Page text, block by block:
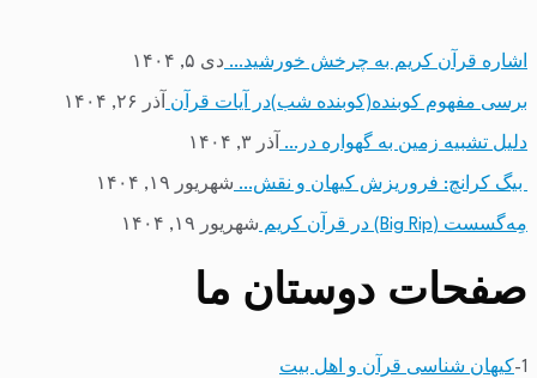
اشاره قرآن کریم به چرخش خورشید… دی ۵, ۱۴۰۴
برسی مفهوم کوبنده(کوبنده شب)در آیات قرآن آذر ۲۶, ۱۴۰۴
دلیل تشبیه زمین به گهواره در… آذر ۳, ۱۴۰۴
بیگ کرانچ: فروریزش کیهان و نقش… شهریور ۱۹, ۱۴۰۴
مِه‌گسست (Big Rip) در قرآن کریم شهریور ۱۹, ۱۴۰۴
صفحات دوستان ما
1- کیهان شناسی قرآن و اهل بیت